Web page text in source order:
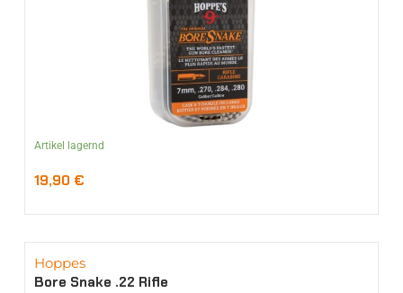
Artikel lagernd
19,90 €
Hoppes
Bore Snake .22 Rifle